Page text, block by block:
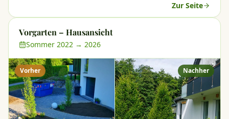
Zur Seite
Vorgarten – Hausansicht
Sommer 2022 → 2026
Vorher Nachher